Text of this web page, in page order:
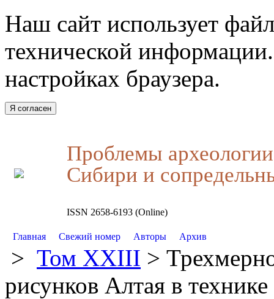
Наш сайт использует
технической
настройках браузера.
Я согласен
Проблемы
Сибири и
ISSN 2658-6193 (Online)
Главная Свежий номер Авторы Архив
> Том XXIII >
рисунков Алтая в